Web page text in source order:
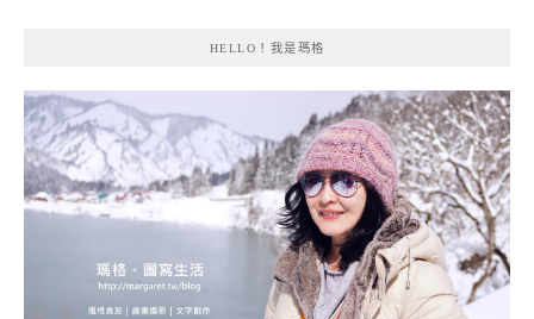
HELLO！我是瑪格